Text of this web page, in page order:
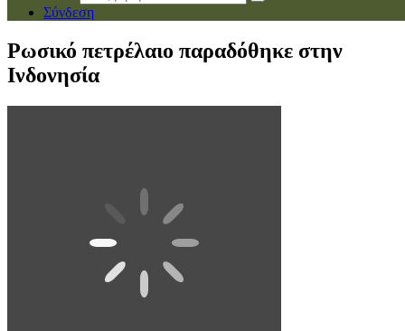
Σύνδεση
Ρωσικό πετρέλαιο παραδόθηκε στην
Ινδονησία